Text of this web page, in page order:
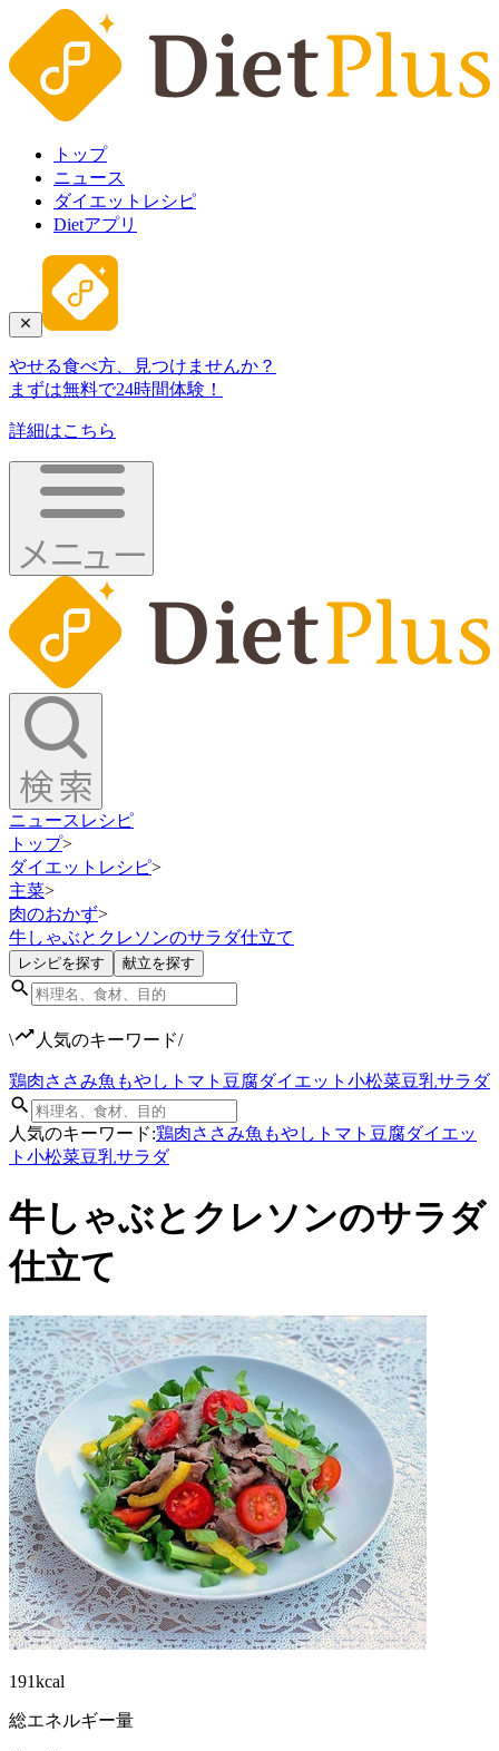
トップ
ニュース
ダイエットレシピ
Dietアプリ
やせる食べ方、見つけませんか？
まずは無料で24時間体験！
詳細はこちら
ニュース レシピ
トップ>
ダイエットレシピ>
主菜>
肉のおかず>
牛しゃぶとクレソンのサラダ仕立て
レシピを探す 献立を探す
\ 人気のキーワード/
鶏肉ささみ魚 もやし トマト 豆腐ダイエット 小松菜豆乳サラダ
人気のキーワード:鶏肉ささみ魚 もやし トマト 豆腐ダイエッ
ト 小松菜豆乳サラダ
牛しゃぶとクレソンのサラダ
仕立て
191kcal
総エネルギー量